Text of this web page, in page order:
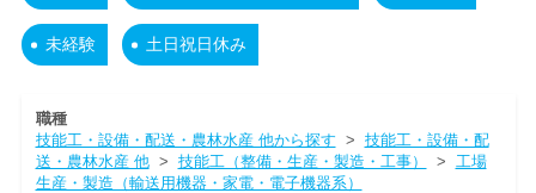
未経験 土日祝日休み
職種
技能工・設備・配送・農林水産 他から探す > 技能工・設備・配
送・農林水産 他> 技能工（整備・生産・製造・工事） > 工場
生産・製造（輸送用機器・家電・電子機器系）